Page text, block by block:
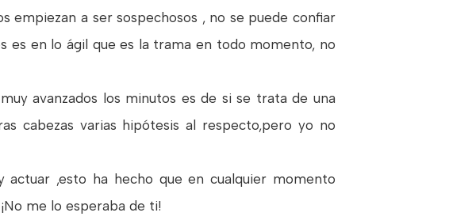
empiezan a ser sospechosos , no se puede confiar
es en lo ágil que es la trama en todo momento, no
avanzados los minutos es de si se trata de una
cabezas varias hipótesis al respecto,pero yo no
,esto ha hecho que en cualquier momento
me lo esperaba de ti!